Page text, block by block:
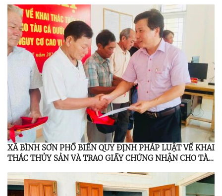
XÃ BÌNH SƠN PHỔ BIẾN QUY ĐỊNH PHÁP LUẬT VỀ KHAI
THÁC THỦY SẢN VÀ TRAO GIẤY CHỨNG NHẬN CHO TÀU